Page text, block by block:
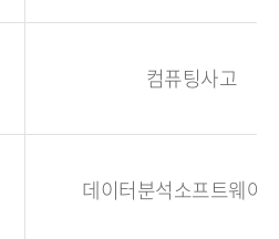
컴퓨팅사고
데이터분석소프트웨어